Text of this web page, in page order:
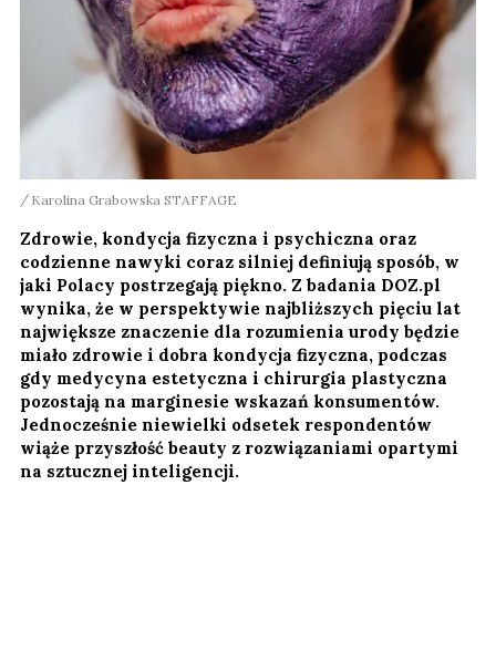
Karolina Grabowska STAFFAGE
Zdrowie, kondycja fizyczna i psychiczna oraz
codzienne nawyki coraz silniej definiują sposób, w
jaki Polacy postrzegają piękno. Z badania DOZ.pl
wynika, że w perspektywie najbliższych pięciu lat
największe znaczenie dla rozumienia urody będzie
miało zdrowie i dobra kondycja fizyczna, podczas
gdy medycyna estetyczna i chirurgia plastyczna
pozostają na marginesie wskazań konsumentów.
Jednocześnie niewielki odsetek respondentów
wiąże przyszłość beauty z rozwiązaniami opartymi
na sztucznej inteligencji.